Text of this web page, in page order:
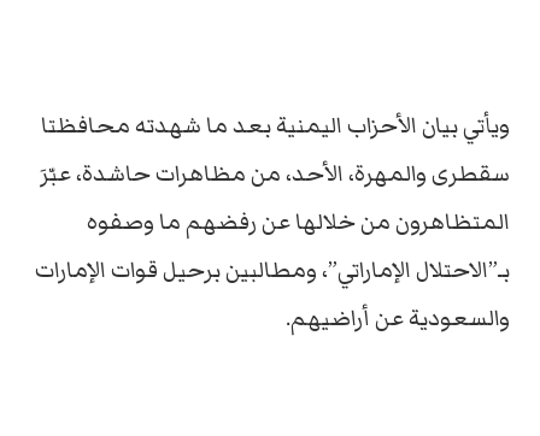
ويأتي بيان الأحزاب اليمنية بعد ما شهدته محافظتا
سقطرى والمهرة، الأحد، من مظاهرات حاشدة، عبّرَ
المتظاهرون من خلالها عن رفضهم ما وصفوه
بـ”الاحتلال الإماراتي”، ومطالبين برحيل قوات الإمارات
والسعودية عن أراضيهم.